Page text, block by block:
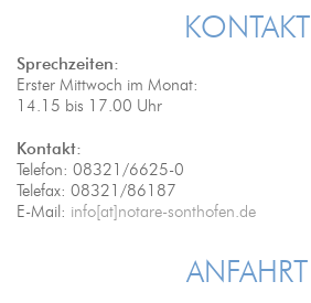
KONTAKT
Sprechzeiten:
Erster Mittwoch im Monat:
14.15 bis 17.00 Uhr
Kontakt:
Telefon: 08321/6625-0
Telefax: 08321/86187
E-Mail: info[at]notare-sonthofen.de
ANFAHRT